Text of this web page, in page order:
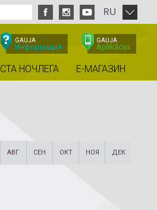
RU
GAUJA
Информация
GAUJA
Aplikācija
НОЧЛЕГА E-МАГАЗИН
АВГ СЕН ОКТ НОЯ ДЕК